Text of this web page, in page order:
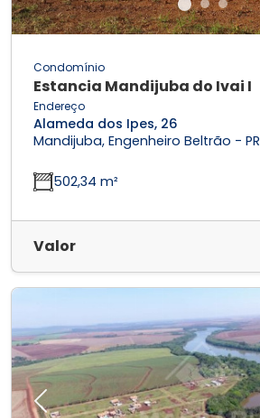
Condomínio
Estancia Mandijuba do Ivai I
Endereço
Alameda dos Ipes, 26
Mandijuba, Engenheiro Beltrão - PR
502,34 m²
Valor
Previous